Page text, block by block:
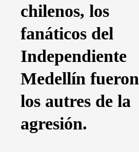
chilenos, los
fanáticos del
Independiente
Medellín fueron
los autres de la
agresión.